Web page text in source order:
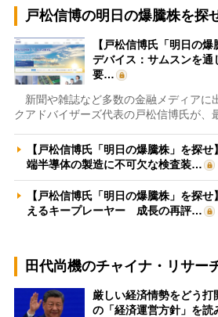
戸松信博の明日の爆騰株を探
【戸松信博氏「明日の
デバイス：サムスンを
要…
新聞や雑誌など多数の金融メディアに
クアドバイザーズ代表の戸松信博氏が、
【戸松信博氏「明日の爆騰株」を探
端半導体の製造に不可欠な検査装…
【戸松信博氏「明日の爆騰株」を探
えるキープレーヤー 成長の再評…
田代尚機のチャイナ・リサー
厳しい経済情勢をどう
の「経済運営方針」を